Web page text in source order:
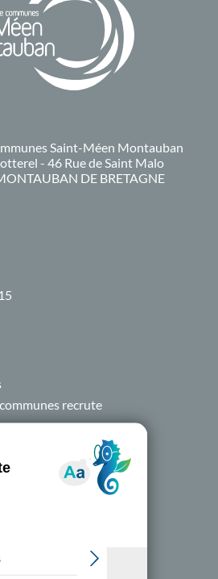
Saint-Méen Montauban
- 46 Rue de Saint Malo
DE BRETAGNE
recrute